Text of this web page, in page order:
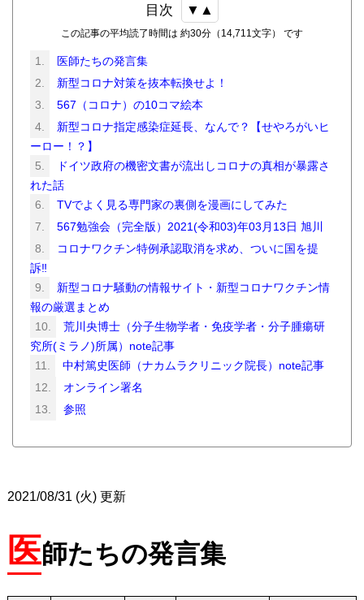
目次
この記事の平均読了時間は 約30分（14,711文字） です
医師たちの発言集
新型コロナ対策を抜本転換せよ！
567（コロナ）の10コマ絵本
新型コロナ指定感染症延長、なんで？【せやろがいヒ
ーロー！？】
ドイツ政府の機密文書が流出しコロナの真相が暴露さ
れた話
TVでよく見る専門家の裏側を漫画にしてみた
567勉強会（完全版）2021(令和03)年03月13日 旭川
コロナワクチン特例承認取消を求め、ついに国を提
訴‼️
新型コロナ騒動の情報サイト・新型コロナワクチン情
報の厳選まとめ
荒川央博士（分子生物学者・免疫学者・分子腫瘍研
究所(ミラノ)所属）note記事
中村篤史医師（ナカムラクリニック院長）note記事
オンライン署名
参照
2021/08/31 (火) 更新
医師たちの発言集